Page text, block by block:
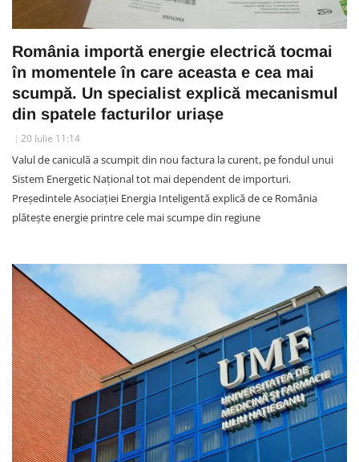
România importă energie electrică tocmai
în momentele în care aceasta e cea mai
scumpă. Un specialist explică mecanismul
din spatele facturilor uriașe
20 Iulie 11:14
Valul de caniculă a scumpit din nou factura la curent, pe fondul unui
Sistem Energetic Național tot mai dependent de importuri.
Președintele Asociației Energia Inteligentă explică de ce România
plătește energie printre cele mai scumpe din regiune